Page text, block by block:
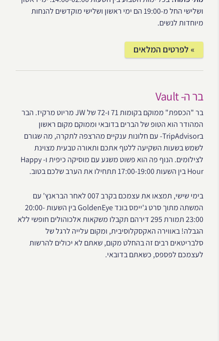
ושלישי החל מ-19:00 הם ימי ראשון ושלישי מוקדשים להנחות
מיוחדות לנשים.
» לפרטים המלאים
בר ה- Vault
בר "הכספת" ממוקם בקומות 71 ו-72 של JW מריוט מרקיז. הבר
המהודר הוא הטופ של הברים בדובאי וממוקם מקום ראשון
בTripAdvisor- עם חלונות ענקיים מהרצפה לתקרה, מה שגורם
לשמש בשעות השקיעה ללטף אתכם ותאורה טבעית מצוינת
לצילומים. הנוף פה הוא פשוט משגע עם מוסיקה כיפית ו- Happy
Hour בין השעות 17:00-19:00 תתחילו את הערב שלכם בטוב.
בימי שישי, תמצאו את עצמכם בקרב 007 לאחר הבראנץ' עם
המשתה מתוך סרט ג'יימס בונד GoldenEye בין השעות 20:00-
23:00 תמורת 295 דירהם תקבלו משקאות אלכוהולים חופשי ללא
הגבלה! באווירה האקסקלוסיבית, ומקום עלייה לרגל של
סלבריטאים רבים זה בהחלט מקום, שאתם לא יכולים להרשות
לעצמכם לפספס, כשאתם בדובאי.